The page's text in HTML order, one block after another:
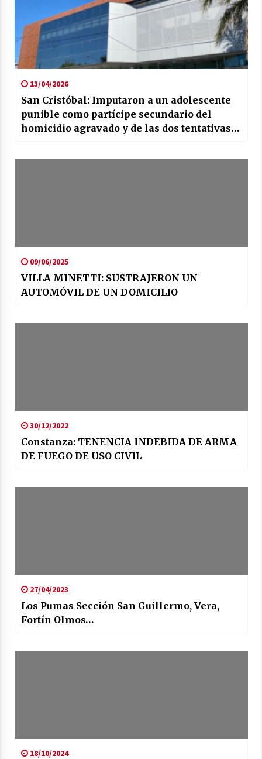
13/04/2026
San Cristóbal: Imputaron a un adolescente
punible como partícipe secundario del
homicidio agravado y de las dos tentativas
09/06/2025
VILLA MINETTI: SUSTRAJERON UN
AUTOMÓVIL DE UN DOMICILIO
30/12/2022
Constanza: TENENCIA INDEBIDA DE ARMA
DE FUEGO DE USO CIVIL
27/04/2023
Los Pumas Sección San Guillermo, Vera,
Fortín Olmos…
18/10/2024